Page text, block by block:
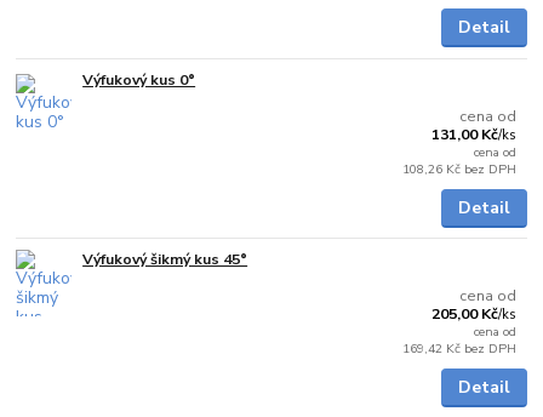
Detail
Výfukový kus 0°
cena od
131,00 Kč/ks
cena od
108,26 Kč bez DPH
Detail
Výfukový šikmý kus 45°
cena od
205,00 Kč/ks
cena od
169,42 Kč bez DPH
Detail